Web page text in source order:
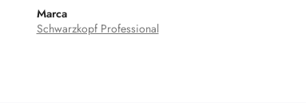
Marca
Schwarzkopf Professional